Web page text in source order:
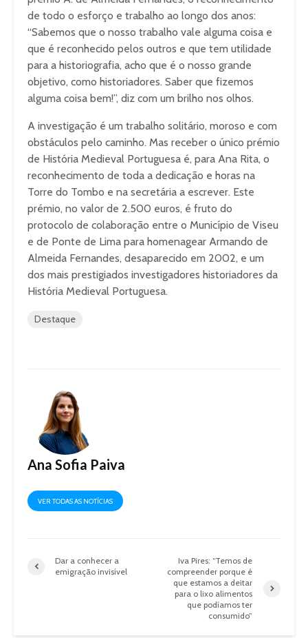
de todo o esforço e trabalho ao longo dos anos:
“Sabemos que o nosso trabalho vale alguma coisa e
que é reconhecido pelos outros e que tem utilidade
para a historiografia, acho que é o nosso grande
objetivo, como historiadores. Saber que fizemos
alguma coisa bem!”, diz com um brilho nos olhos.
A investigação é um trabalho solitário, moroso e com
obstáculos pelo caminho. Mas receber o único prémio
de História Medieval Portuguesa é, para Ana Rita, o
reconhecimento de toda a dedicação e horas na
Torre do Tombo e na secretária a escrever. Este
prémio, no valor de 2.500 euros, é fruto do
protocolo de colaboração entre o Município de Viseu
e de Ponte de Lima para homenagear Armando de
Almeida Fernandes, desaparecido em 2002, e um
dos mais prestigiados investigadores historiadores da
História Medieval Portuguesa.
Destaque
Ana Sofia Paiva
VER TODAS AS NOTÍCIAS
Dar a conhecer a
emigração invisível
Iva Pires: “Temos de
compreender porque é
que estamos a deitar
para o lixo alimentos
que podíamos ter
consumido”